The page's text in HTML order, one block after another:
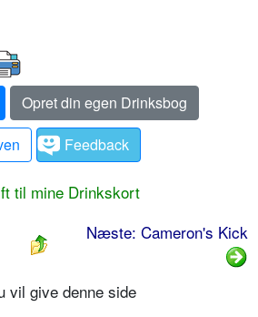
Opret din egen Drinksbog
Feedback
til mine Drinkskort
Næste: Cameron's Kick
vil give denne side